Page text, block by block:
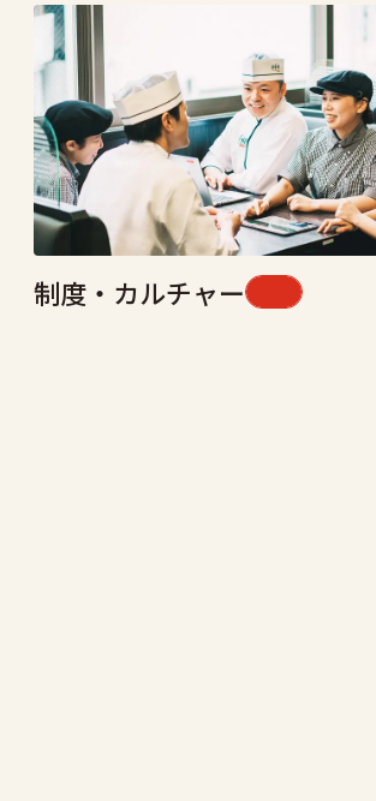
制度・カルチャー